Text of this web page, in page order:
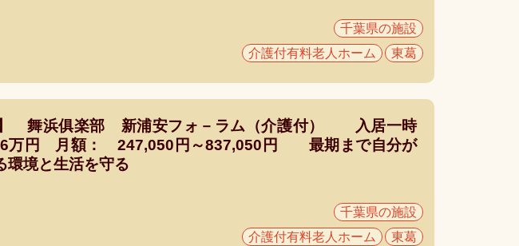
千葉県の施設
介護付有料老人ホーム
東葛
】 舞浜俱楽部 新浦安フォ－ラム（介護付） 入居一時
万円 月額： 247,050円～837,050円 最期まで自分が
環境と生活を守る
千葉県の施設
介護付有料老人ホーム
東葛